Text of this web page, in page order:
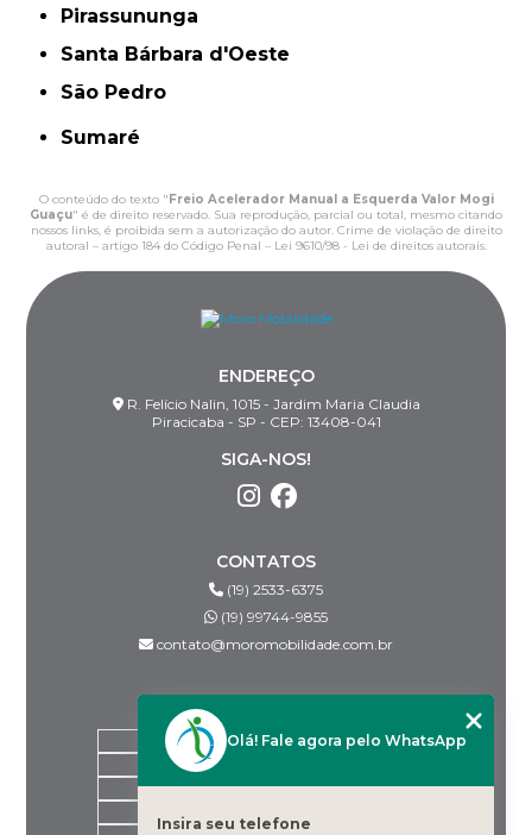
Pirassununga
Santa Bárbara d'Oeste
São Pedro
Sumaré
O conteúdo do texto "Freio Acelerador Manual a Esquerda Valor Mogi
Guaçu" é de direito reservado. Sua reprodução, parcial ou total, mesmo citando
nossos links, é proibida sem a autorização do autor. Crime de violação de direito
autoral – artigo 184 do Código Penal – Lei 9610/98 - Lei de direitos autorais.
ENDEREÇO
R. Felício Nalin, 1015 - Jardim Maria Claudia
Piracicaba - SP - CEP: 13408-041
SIGA-NOS!
CONTATOS
(19) 2533-6375
(19) 99744-9855
contato@moromobilidade.com.br
HOME
PRODUTOS
Olá! Fale agora pelo WhatsApp
Insira seu telefone